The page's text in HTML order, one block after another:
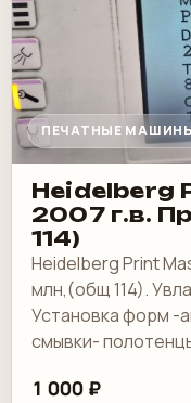
ПЕЧАТНЫЕ
Heidelberg
2007 г.в.
114)
Heidelberg Print
млн,(общ 114).
Установка форм -
смывки-
выносной пульт
1 000 ₽